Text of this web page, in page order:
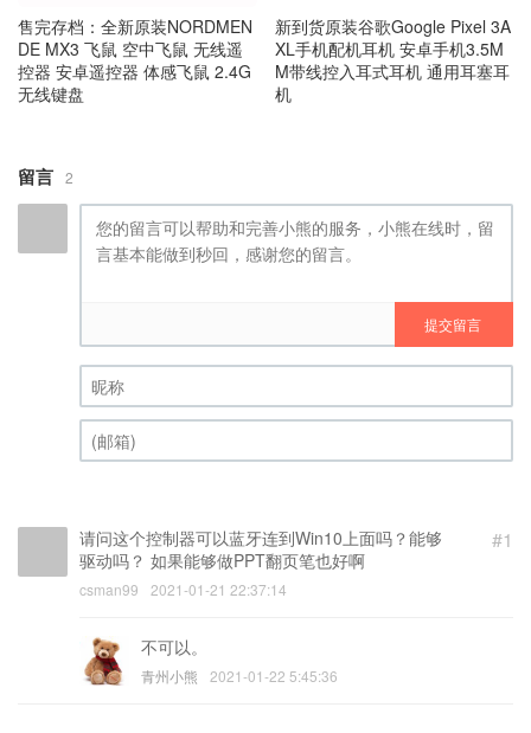
售完存档：全新原装NORDMEN
DE MX3 飞鼠 空中飞鼠 无线遥
控器 安卓遥控器 体感飞鼠 2.4G
无线键盘
新到货原装谷歌Google Pixel 3A
XL手机配机耳机 安卓手机3.5M
M带线控入耳式耳机 通用耳塞耳
机
留言 2
提交留言
昵称 (必填)
#1
请问这个控制器可以蓝牙连到Win10上面吗？能够
驱动吗？ 如果能够做PPT翻页笔也好啊
csman99 2021-01-21 22:37:14
不可以。
青州小熊 2021-01-22 5:45:36